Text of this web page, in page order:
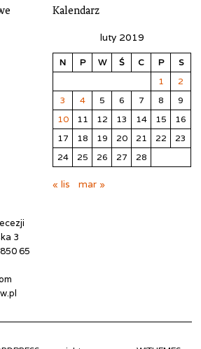
Kalendarz
luty 2019
N P W Ś C P
S
1
2
3
4 5 6 7 8
9
10
11 12 13 14 15
16
17
18 19 20 21 22
23
24
25 26 27 28
« lis
mar »
3
65